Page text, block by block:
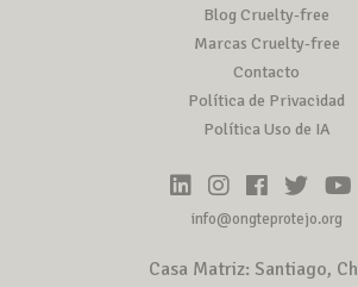
Blog Cruelty-free
Marcas Cruelty-free
Contacto
Política de Privacidad
Política Uso de IA
info@ongteprotejo.org
Casa Matriz: Santiago,